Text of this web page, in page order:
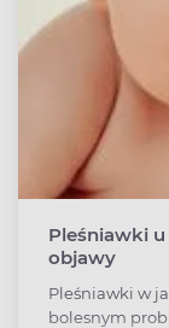
Pleśniawki
objawy
Pleśniawki w
bolesnym